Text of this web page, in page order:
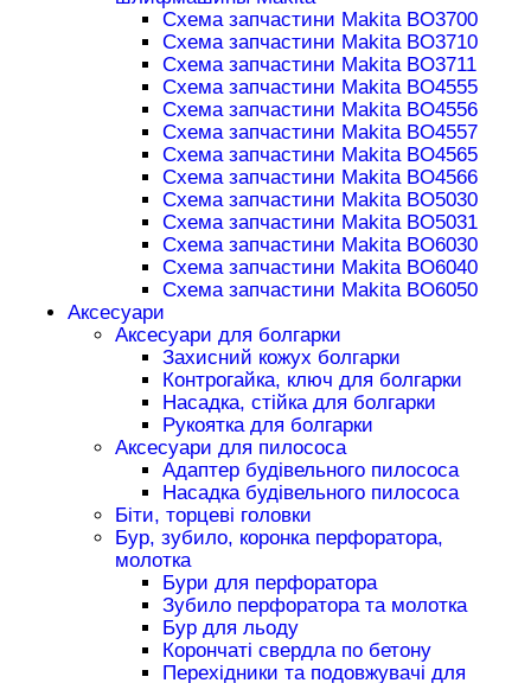
Схема запчастини Makita BO3700
Схема запчастини Makita BO3710
Схема запчастини Makita BO3711
Схема запчастини Makita BO4555
Схема запчастини Makita BO4556
Схема запчастини Makita BO4557
Схема запчастини Makita BO4565
Схема запчастини Makita BO4566
Схема запчастини Makita BO5030
Схема запчастини Makita BO5031
Схема запчастини Makita BO6030
Схема запчастини Makita BO6040
Схема запчастини Makita BO6050
Аксесуари
Аксесуари для болгарки
Захисний кожух болгарки
Контрогайка, ключ для болгарки
Насадка, стійка для болгарки
Рукоятка для болгарки
Аксесуари для пилососа
Адаптер будівельного пилососа
Насадка будівельного пилососа
Біти, торцеві головки
Бур, зубило, коронка перфоратора,
молотка
Бури для перфоратора
Зубило перфоратора та молотка
Бур для льоду
Корончаті свердла по бетону
Перехідники та подовжувачі для